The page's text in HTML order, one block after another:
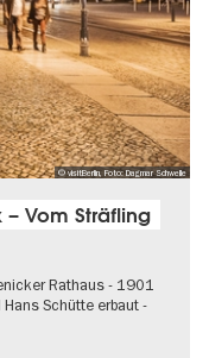
© visitBerlin, Foto: Dagmar Schwelle
Vom Sträfling
Rathaus - 1901
Schütte erbaut -